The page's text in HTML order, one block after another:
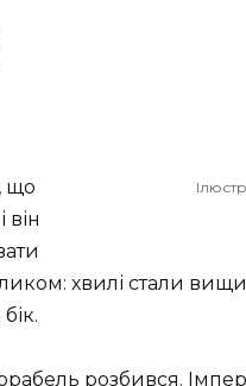
що
він
хвилі стали
розбився.